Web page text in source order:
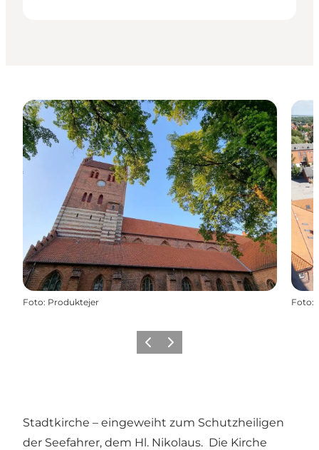
Foto: Produktejer Foto:
ZurückWeiter
Stadtkirche – eingeweiht zum Schutzheiligen
der Seefahrer, dem Hl. Nikolaus. Die Kirche